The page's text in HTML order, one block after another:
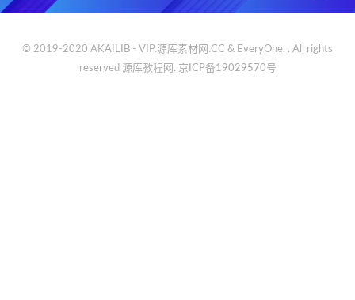
© 2019-2020 AKAILIB - VIP.源库素材网.CC & EveryOne. . All rights
reserved 源库教程网. 京ICP备19029570号